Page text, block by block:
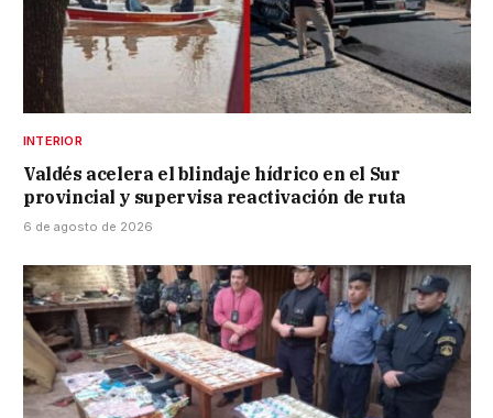
INTERIOR
Valdés acelera el blindaje hídrico en el Sur
provincial y supervisa reactivación de ruta
6 de agosto de 2026